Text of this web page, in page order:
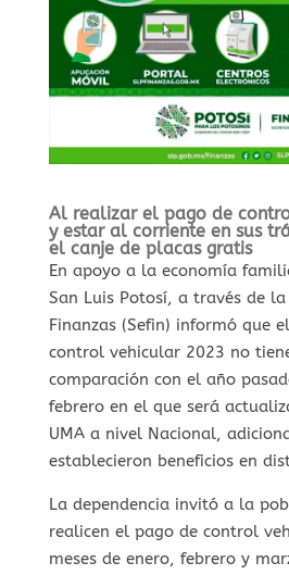
Al realizar el pago de
y estar al corriente en sus
el canje de placas gratis
En apoyo a la economía
San Luis Potosí, a través de
Finanzas (Sefin) informó que
control vehicular 2023 no
comparación con el año
febrero en el que será
UMA a nivel Nacional,
establecieron beneficios en
La dependencia invitó a la
realicen el pago de control
meses de enero, febrero y